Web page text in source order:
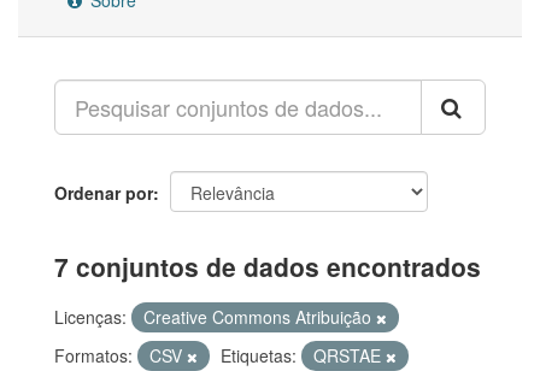
Ordenar por
7 conjuntos de dados encontrados
Licenças:
Creative Commons Atribuição
Formatos:
CSV Etiquetas:
QRSTAE